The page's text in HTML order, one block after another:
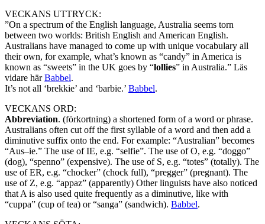
VECKANS UTTRYCK:
”On a spectrum of the English language, Australia seems torn
between two worlds: British English and American English.
Australians have managed to come up with unique vocabulary all
their own, for example, what’s known as “candy” in America is
known as “sweets” in the UK goes by “lollies” in Australia.” Läs
vidare härBabbel.
It’s not all ‘brekkie’ and ‘barbie.’ Babbel.
VECKANS ORD:
Abbreviation. (förkortning) a shortened form of a word or phrase.
Australians often cut off the first syllable of a word and then add a
diminutive suffix onto the end. For example: “Australian” becomes
“Aus–ie.” The use of IE, e.g. “selfie”. The use of O, e.g. “doggo”
(dog), “spenno” (expensive). The use of S, e.g. “totes” (totally). The
use of ER, e.g. “chocker” (chock full), “pregger” (pregnant). The
use of Z, e.g. “appaz” (apparently) Other linguists have also noticed
that A is also used quite frequently as a diminutive, like with
“cuppa” (cup of tea) or “sanga” (sandwich). Babbel.